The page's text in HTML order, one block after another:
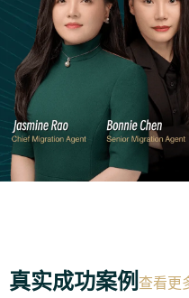
真实成功案例查看更